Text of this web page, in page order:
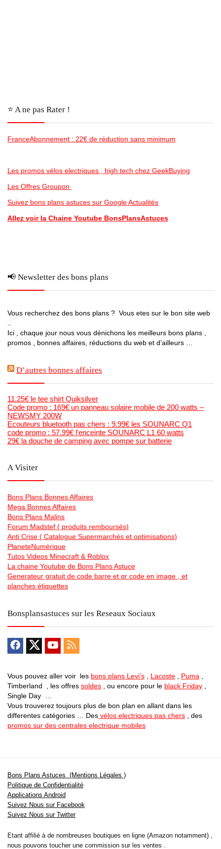
⭐️ A ne pas Rater !
FranceAbonnement : 22€ de réduction sans minimum
Les promos vélos electriques , high tech chez GeekBuying
Les Offres Groupon
Suivez bons plans astuces sur Google Actualités
Allez voir la Chaine Youtube BonsPlansAstuces
📢 Newsletter des bons plans
Vous recherchez des bons plans ? Vous etes sur le bon site web
Ici , chaque jour nous vous dénichons les meilleurs bons plans ,
promos , bonnes affaires, réductions du web et d’ailleurs …
D’autres bonnes affaires
11.25€ le tee shirt Quiksilver
Code promo : 169€ un panneau solaire mobile de 200 watts –
NEWSMY 200W
Ecouteurs bluetooth pas chers : 9.99€ les SOUNARC Q1
code promo : 57.99€ l’enceinte SOUNARC L1 60 watts
29€ la douche de camping avec pompe sur batterie
A Visiter
Bons Plans Bonnes Affaires
Mega Bonnes Affaires
Bons Plans Malins
Forum Madstef ( produits remboursés)
Anti Crise ( Catalogue Supermarchés et optimisations)
PlaneteNumérique
Tutos Videos Minecraft & Roblox
La chaine Youtube de Bons Plans Astuce
Generateur gratuit de code barre et qr code en image , et
planches étiquettes
Bonsplansastuces sur les Reseaux Sociaux
Vous pouvez aller voir les bons plans Levi’s Lacoste Puma
Timberland , les offres soldes , ou encore pour le black Friday
Single Day …
Vous trouverez toujours plus de bon plan en allant dans les
differentes catégories … Des vélos electriques pas chers , des
promos sur des centrales electrique mobiles
Bons Plans Astuces (Mentions Légales )
Politique de Confidentialité
Applications Android
Suivez Nous sur Facebook
Suivez Nous sur Twitter
Etant affilié à de nombreuses boutiques en ligne (Amazon notamment) ,
nous pouvons toucher une commission sur les ventes .